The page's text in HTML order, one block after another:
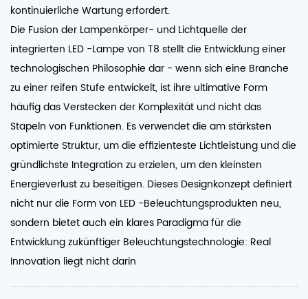
kontinuierliche Wartung erfordert.
Die Fusion der Lampenkörper- und Lichtquelle der
integrierten LED -Lampe von T8 stellt die Entwicklung einer
technologischen Philosophie dar - wenn sich eine Branche
zu einer reifen Stufe entwickelt, ist ihre ultimative Form
häufig das Verstecken der Komplexität und nicht das
Stapeln von Funktionen. Es verwendet die am stärksten
optimierte Struktur, um die effizienteste Lichtleistung und die
gründlichste Integration zu erzielen, um den kleinsten
Energieverlust zu beseitigen. Dieses Designkonzept definiert
nicht nur die Form von LED -Beleuchtungsprodukten neu,
sondern bietet auch ein klares Paradigma für die
Entwicklung zukünftiger Beleuchtungstechnologie: Real
Innovation liegt nicht darin